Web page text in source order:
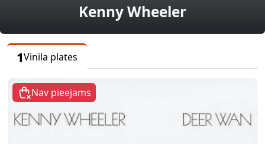
Kenny Wheelervinila
1Vinila plates
Nav pieejams